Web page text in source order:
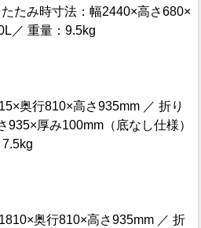
たみ時寸法：幅2440×高さ680×
／ 重量：9.5kg
奥行810×高さ935mm ／ 折り
935×厚み100mm（底なし仕様）
奥行810×高さ935mm ／ 折